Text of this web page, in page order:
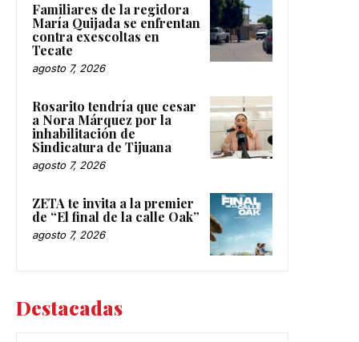
Familiares de la regidora
María Quijada se enfrentan
contra exescoltas en
Tecate
agosto 7, 2026
Rosarito tendría que cesar
a Nora Márquez por la
inhabilitación de
Sindicatura de Tijuana
agosto 7, 2026
ZETA te invita a la premier
de “El final de la calle Oak”
agosto 7, 2026
Destacadas